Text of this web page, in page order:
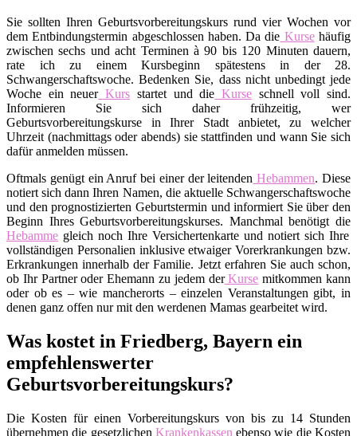
Sie sollten Ihren Geburtsvorbereitungskurs rund vier Wochen vor
dem Entbindungstermin abgeschlossen haben. Da die Kursehäufig
zwischen sechs und acht Terminen à 90 bis 120 Minuten dauern,
rate ich zu einem Kursbeginn spätestens in der 28.
Schwangerschaftswoche. Bedenken Sie, dass nicht unbedingt jede
Woche ein neuerKurs startet und die Kurseschnell voll sind.
Informieren Sie sich daher frühzeitig, wer
Geburtsvorbereitungskurse in Ihrer Stadt anbietet, zu welcher
Uhrzeit (nachmittags oder abends) sie stattfinden und wann Sie sich
dafür anmelden müssen.
Oftmals genügt ein Anruf bei einer der leitenden Hebammen. Diese
notiert sich dann Ihren Namen, die aktuelle Schwangerschaftswoche
und den prognostizierten Geburtstermin und informiert Sie über den
Beginn Ihres Geburtsvorbereitungskurses. Manchmal benötigt die
Hebamme gleich noch Ihre Versichertenkarte und notiert sich Ihre
vollständigen Personalien inklusive etwaiger Vorerkrankungen bzw.
Erkrankungen innerhalb der Familie. Jetzt erfahren Sie auch schon,
ob Ihr Partner oder Ehemann zu jedem derKurse mitkommen kann
oder ob es – wie mancherorts – einzelen Veranstaltungen gibt, in
denen ganz offen nur mit den werdenen Mamas gearbeitet wird.
Was kostet in Friedberg, Bayern ein
empfehlenswerter
Geburtsvorbereitungskurs?
Die Kosten für einen Vorbereitungskurs von bis zu 14 Stunden
übernehmen die gesetzlichen Krankenkassen ebenso wie die Kosten